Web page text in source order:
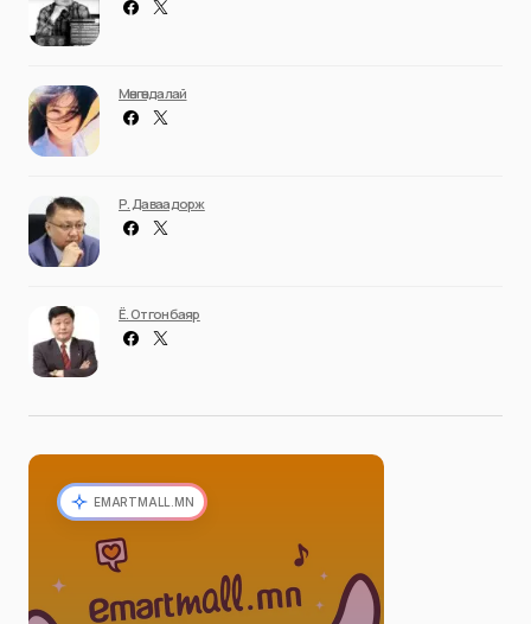
Мөнгөндалай
Р. Даваадорж
Ё. Отгонбаяр
EMARTMALL.MN